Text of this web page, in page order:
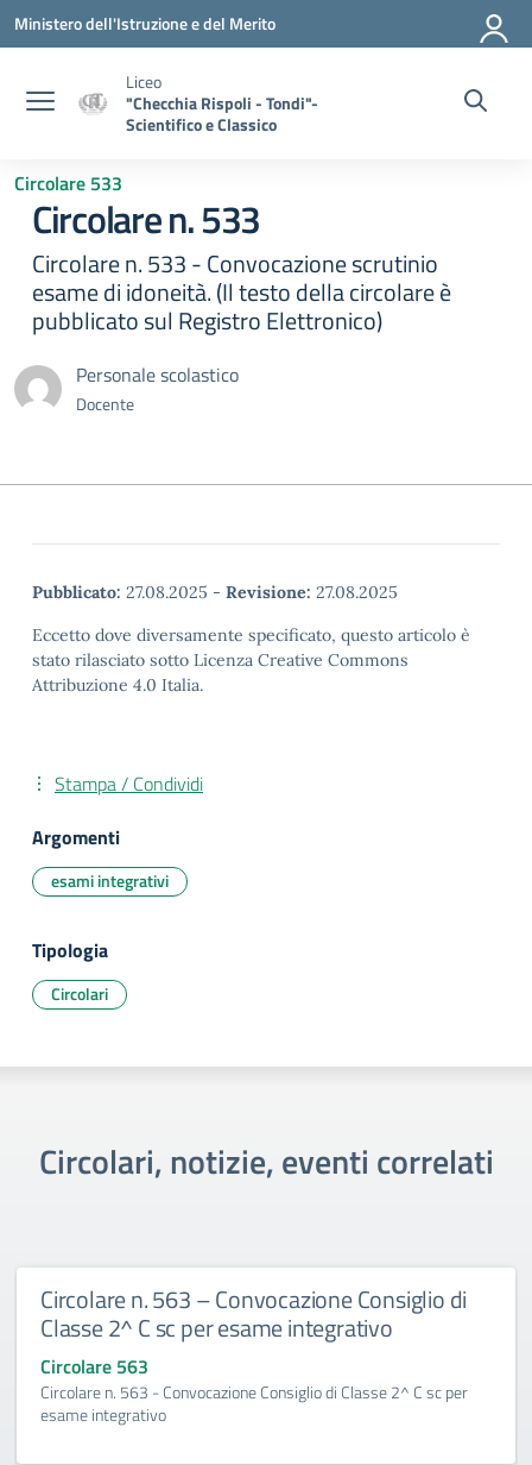
Vai ai contenuti
Vai al menu di navigazione
Vai al footer
Ministero dell'Istruzione e del Merito
Liceo
"Checchia Rispoli - Tondi"-
Scientifico e Classico
Circolare 533
Circolare n. 533
Circolare n. 533 - Convocazione scrutinio
esame di idoneità. (Il testo della circolare è
pubblicato sul Registro Elettronico)
Personale scolastico
Docente
Pubblicato: 27.08.2025 - Revisione: 27.08.2025
Eccetto dove diversamente specificato, questo articolo è
stato rilasciato sotto Licenza Creative Commons
Attribuzione 4.0 Italia.
Stampa / Condividi
Argomenti
esami integrativi
Tipologia
Circolari
Circolari, notizie, eventi correlati
Circolare n. 563 – Convocazione Consiglio di
Classe 2^ C sc per esame integrativo
Circolare 563
Circolare n. 563 - Convocazione Consiglio di Classe 2^ C sc per
esame integrativo